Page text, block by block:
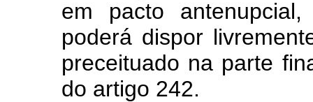
em pacto
poderá dispor
preceituado na parte
do artigo 242.